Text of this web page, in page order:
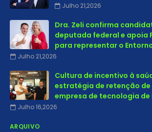
Julho 21,2026
Dra. Zeli confirma
deputada federal e apoia
para representar o
Julho 21,2026
Cultura de incentivo à
estratégia de retenção
empresa de tecnologia de
Julho 16,2026
ARQUIVO